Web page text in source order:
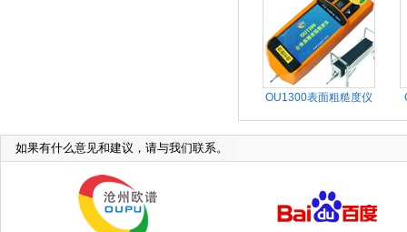
OU1300表面粗糙度仪
如果有什么意见和建议，请与我们联系。